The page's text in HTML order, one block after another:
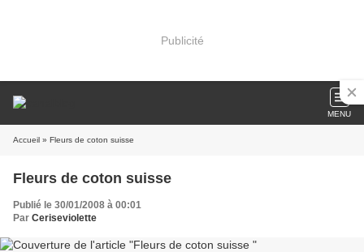
Publicité
MENU
Accueil » Fleurs de coton suisse
Fleurs de coton suisse
Publié le 30/01/2008 à 00:01
Par Ceriseviolette